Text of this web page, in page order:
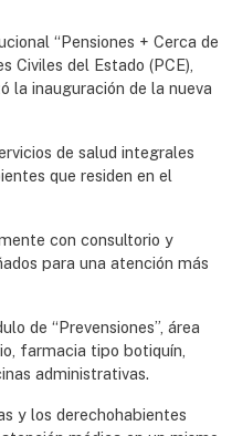
“Pensiones + Cerca de
Civiles del Estado (PCE),
la inauguración de la nueva
de salud integrales
que residen en el
con consultorio y
para una atención más
de “Prevensiones”, área
farmacia tipo botiquín,
administrativas.
y los derechohabientes